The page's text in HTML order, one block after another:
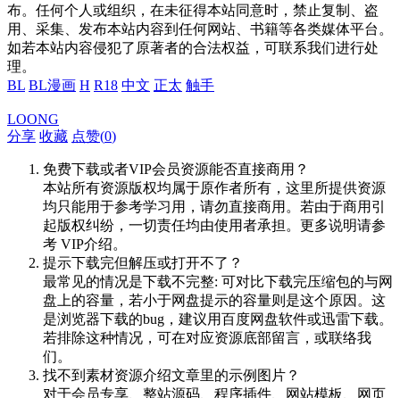
布。任何个人或组织，在未征得本站同意时，禁止复制、盗
用、采集、发布本站内容到任何网站、书籍等各类媒体平台。
如若本站内容侵犯了原著者的合法权益，可联系我们进行处
理。
BL BL漫画 H R18 中文 正太 触手
LOONG
分享 收藏 点赞(0)
免费下载或者VIP会员资源能否直接商用？
本站所有资源版权均属于原作者所有，这里所提供资源
均只能用于参考学习用，请勿直接商用。若由于商用引
起版权纠纷，一切责任均由使用者承担。更多说明请参
考 VIP介绍。
提示下载完但解压或打开不了？
最常见的情况是下载不完整: 可对比下载完压缩包的与网
盘上的容量，若小于网盘提示的容量则是这个原因。这
是浏览器下载的bug，建议用百度网盘软件或迅雷下载。
若排除这种情况，可在对应资源底部留言，或联络我
们。
找不到素材资源介绍文章里的示例图片？
对于会员专享、整站源码、程序插件、网站模板、网页